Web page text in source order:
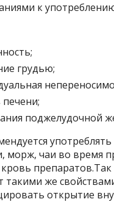
к
грудью;
поджелудочной
употреблять
морж, чаи во время
препаратов.Так
такими же
открытие